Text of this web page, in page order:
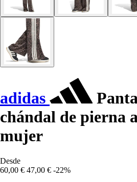
adidas
chándal de pierna
mujer
Desde
60,00 € 47,00 € -22%